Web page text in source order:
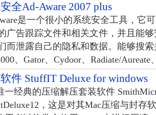
全Ad-Aware 2007 plus
是一个很小的系统安全工具，它
广告跟踪文件和相关文件，并且能
而泄露自己的隐私和数据。能够搜
、Gator、Cydoor、Radiate/
件 StuffIT Deluxe for windows
一经典的压缩解压套装软件
，这是对其Mac压缩与封存